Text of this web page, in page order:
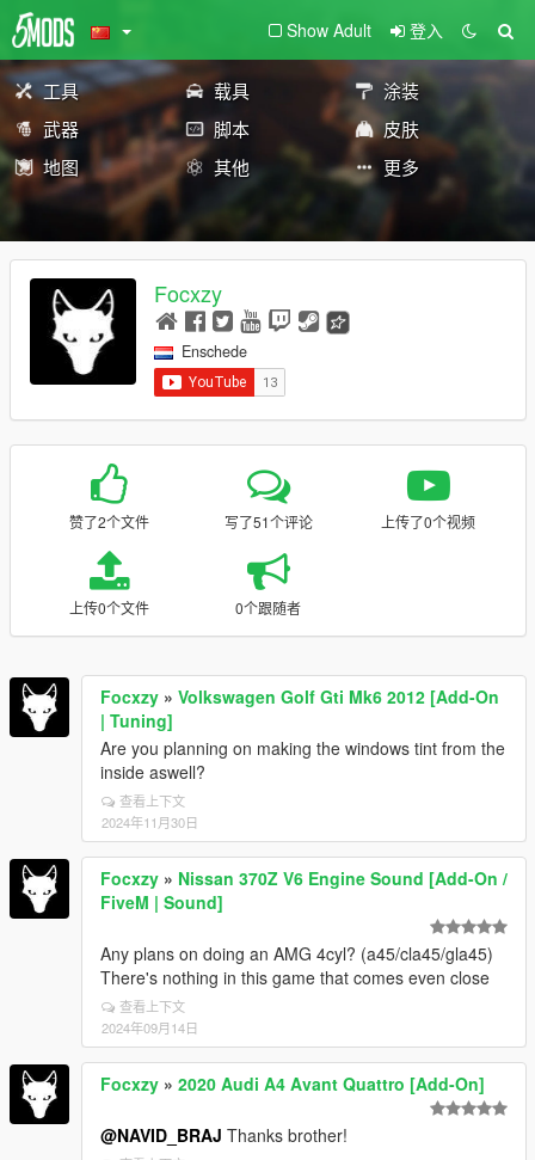
Show Adult 登入
工具 载具
涂装
武器
脚本
皮肤
地图
其他 更多
Focxzy
Enschede
赞了2个文件 写了51个评论 上传了0个视频
上传0个文件 0个跟随者
Focxzy » Volkswagen Golf Gti Mk6 2012 [Add-On
| Tuning]
Are you planning on making the windows tint from the
inside aswell?
查看上下文
2024年11月30日
Focxzy » Nissan 370Z V6 Engine Sound [Add-On /
FiveM | Sound]
Any plans on doing an AMG 4cyl? (a45/cla45/gla45)
There's nothing in this game that comes even close
查看上下文
2024年09月14日
Focxzy » 2020 Audi A4 Avant Quattro [Add-On]
@NAVID_BRAJ Thanks brother!